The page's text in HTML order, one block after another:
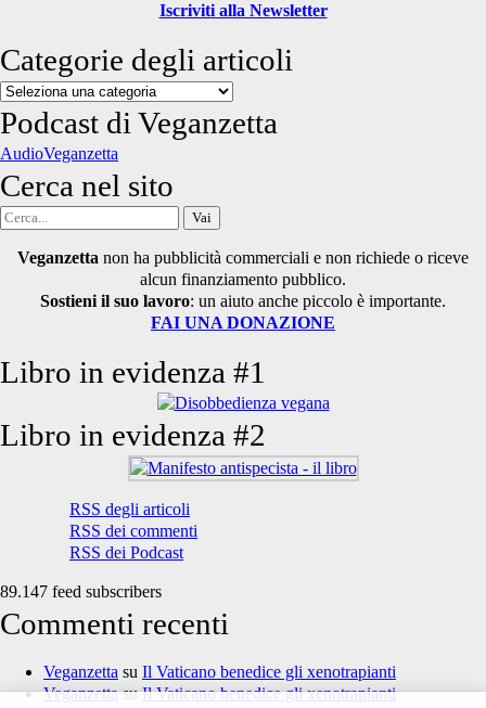
Iscriviti alla Newsletter
Categorie degli articoli
Categorie
degli
articoli
Podcast di Veganzetta
AudioVeganzetta
Cerca nel sito
Cerca
Veganzetta non ha pubblicità commerciali e non richiede o riceve
alcun finanziamento pubblico.
Sostieni il suo lavoro: un aiuto anche piccolo è importante.
FAI UNA DONAZIONE
Libro in evidenza #1
Libro in evidenza #2
RSS degli articoli
RSS dei commenti
RSS dei Podcast
89.147 feed subscribers
Commenti recenti
Veganzetta su Il Vaticano benedice gli xenotrapianti
VeganzettasuIl Vaticano benedice gli xenotrapianti